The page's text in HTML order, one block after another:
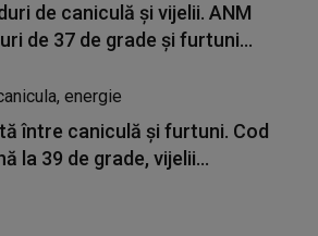
de caniculă și vijelii. ANM
de 37 de grade și furtuni...
între caniculă și furtuni. Cod
la 39 de grade, vijelii...